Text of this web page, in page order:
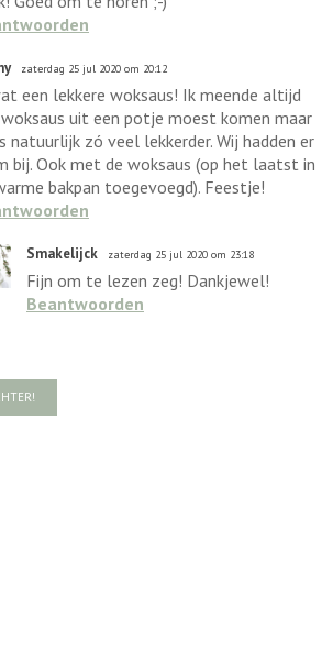
zaterdag 25 jul 2020 om 20:12
een lekkere woksaus! Ik meende altijd
uit een potje moest komen maar
natuurlijk zó veel lekkerder. Wij hadden er
bij. Ook met de woksaus (op het laatst in
bakpan toegevoegd). Feestje!
Smakelijck zaterdag 25 jul 2020 om 23:18
Fijn om te lezen zeg! Dankjewel!
Beantwoorden